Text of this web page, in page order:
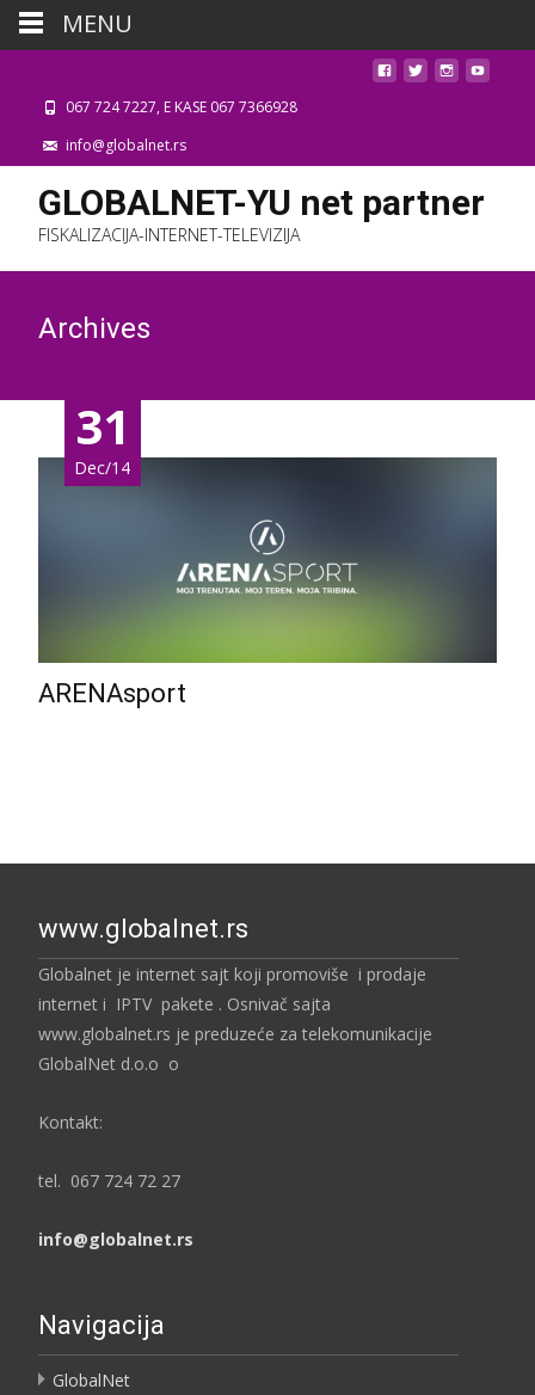
067 724 7227, E KASE 067 7366928
info@globalnet.rs
GLOBALNET-YU net partner
FISKALIZACIJA-INTERNET-TELEVIZIJA
Archives
31
Dec/14
ARENAsport
www.globalnet.rs
Globalnet je internet sajt koji promoviše i prodaje
internet i IPTV pakete . Osnivač sajta
www.globalnet.rs je preduzeće za telekomunikacije
GlobalNet d.o.o o
Kontakt:
tel. 067 724 72 27
info@globalnet.rs
Navigacija
GlobalNet
MENU